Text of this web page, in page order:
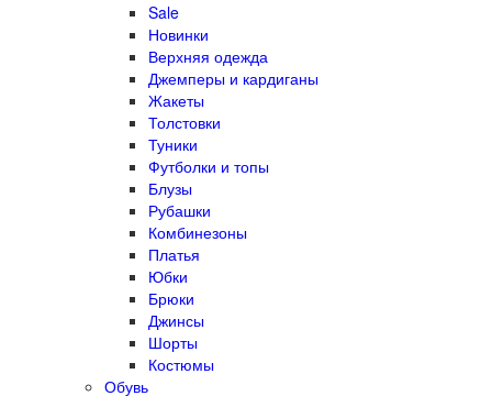
Sale
Новинки
Верхняя одежда
Джемперы и кардиганы
Жакеты
Толстовки
Туники
Футболки и топы
Блузы
Рубашки
Комбинезоны
Платья
Юбки
Брюки
Джинсы
Шорты
Костюмы
Обувь